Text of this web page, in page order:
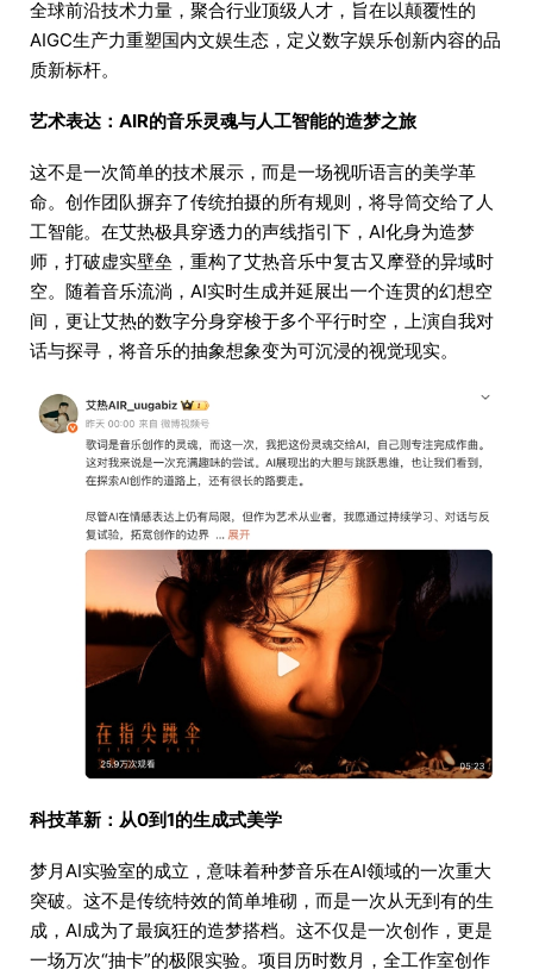
全球前沿技术力量，聚合行业顶级人才，旨在以颠覆性的
AIGC生产力重塑国内文娱生态，定义数字娱乐创新内容的品
质新标杆。
艺术表达：AIR的音乐灵魂与人工智能的造梦之旅
这不是一次简单的技术展示，而是一场视听语言的美学革
命。创作团队摒弃了传统拍摄的所有规则，将导筒交给了人
工智能。在艾热极具穿透力的声线指引下，AI化身为造梦
师，打破虚实壁垒，重构了艾热音乐中复古又摩登的异域时
空。随着音乐流淌，AI实时生成并延展出一个连贯的幻想空
间，更让艾热的数字分身穿梭于多个平行时空，上演自我对
话与探寻，将音乐的抽象想象变为可沉浸的视觉现实。
科技革新：从0到1的生成式美学
梦月AI实验室的成立，意味着种梦音乐在AI领域的一次重大
突破。这不是传统特效的简单堆砌，而是一次从无到有的生
成，AI成为了最疯狂的造梦搭档。这不仅是一次创作，更是
一场万次“抽卡”的极限实验。项目历时数月，全工作室创作